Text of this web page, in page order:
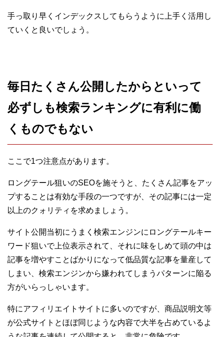
手っ取り早くインデックスしてもらうように上手く活用し
ていくと良いでしょう。
毎日たくさん公開したからといって
必ずしも検索ランキングに有利に働
くものでもない
ここで1つ注意点があります。
ロングテール狙いのSEOを施そうと、たくさん記事をアッ
プすることは有効な手段の一つですが、その記事には一定
以上のクォリティを求めましょう。
サイト公開当初にうまく検索エンジンにロングテールキー
ワード狙いで上位表示されて、それに味をしめて頭の中は
記事を増やすことばかりになって低品質な記事を量産して
しまい、検索エンジンから嫌われてしまうパターンに陥る
方がいらっしゃいます。
特にアフィリエイトサイトに多いのですが、商品説明文等
が公式サイトとほぼ同じような内容で大半を占めているよ